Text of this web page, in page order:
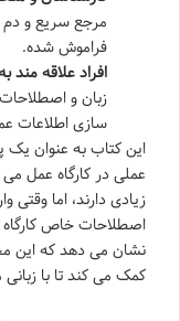
مرجع سریع و دم
فراموش شده.
افراد علاقه
زبان و
سازی اطلاعات
این کتاب به عنوان یک
عملی در کارگاه عمل
زیادی دارند، اما وقتی
اصطلاحات خاص کارگاه
نشان می دهد که این
کمک می کند تا با